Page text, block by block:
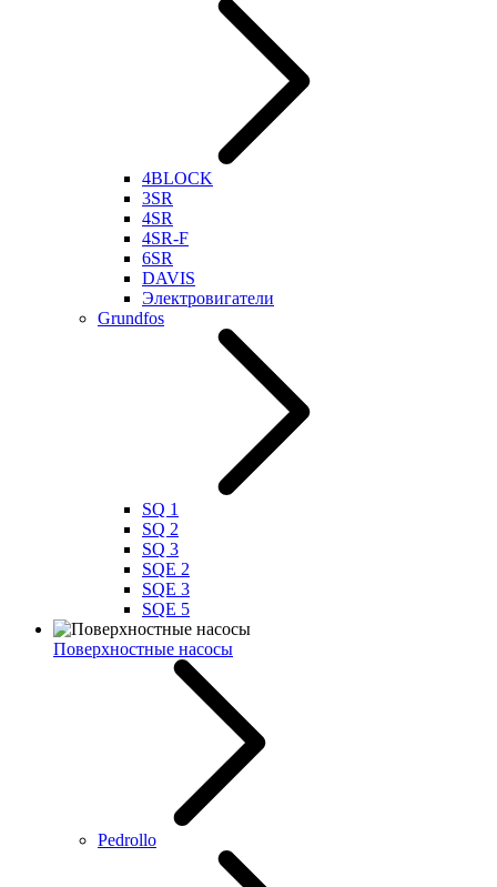
4BLOCK
3SR
4SR
4SR-F
6SR
DAVIS
Электровигатели
Grundfos
SQ 1
SQ 2
SQ 3
SQE 2
SQE 3
SQE 5
Поверхностные насосы
Pedrollo